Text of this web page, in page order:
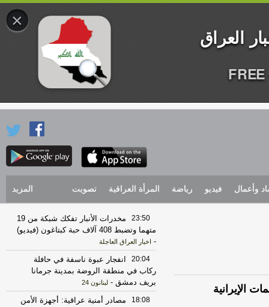
وأعمال فيديو رياضة المرأة العراقية تصويت المزيد
الإيرانية
23:50
مخدرات الأنبار تفكك شبكة من 19
متهما وتضبط 408 آلاف حبة كبتاغون (فيديو)
-
اخبار العراق العاجلة
20:04
انفجار عبوة ناسفة في حافلة
ركاب في منطقة الروضة بمدينة جرمانا
بريف دمشق - لبنانون 24
18:08
مصادر أمنية عراقية: أجهزة الأمن
×